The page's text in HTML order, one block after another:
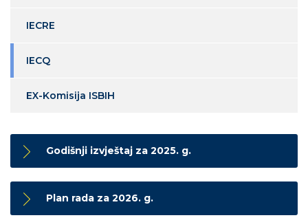
IECRE
IECQ
EX-Komisija ISBIH
Godišnji izvještaj za 2025. g.
Plan rada za 2026. g.